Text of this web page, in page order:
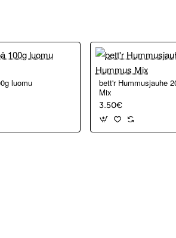
luomu
bett'r Hummusjauhe
Mix
3.50€